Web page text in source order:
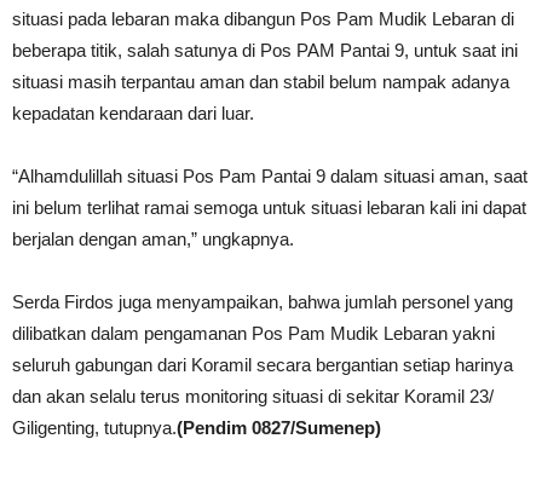
situasi pada lebaran maka dibangun Pos Pam Mudik Lebaran di
beberapa titik, salah satunya di Pos PAM Pantai 9, untuk saat ini
situasi masih terpantau aman dan stabil belum nampak adanya
kepadatan kendaraan dari luar.
“Alhamdulillah situasi Pos Pam Pantai 9 dalam situasi aman, saat
ini belum terlihat ramai semoga untuk situasi lebaran kali ini dapat
berjalan dengan aman,” ungkapnya.
Serda Firdos juga menyampaikan, bahwa jumlah personel yang
dilibatkan dalam pengamanan Pos Pam Mudik Lebaran yakni
seluruh gabungan dari Koramil secara bergantian setiap harinya
dan akan selalu terus monitoring situasi di sekitar Koramil 23/
Giligenting, tutupnya.(Pendim 0827/Sumenep)